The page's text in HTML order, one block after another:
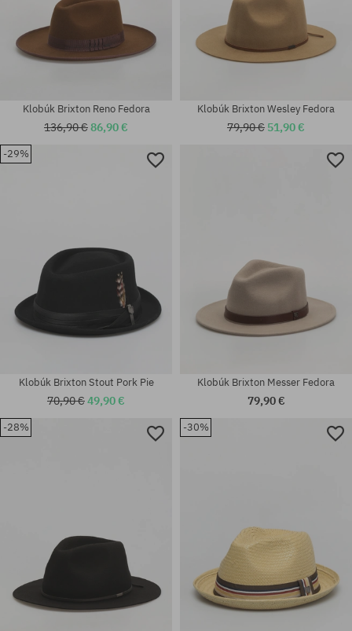
Klobúk Brixton Reno Fedora
136,90 €86,90 €
Klobúk Brixton Wesley Fedora
79,90 € 51,90 €
-29%
Klobúk Brixton Stout Pork Pie
70,90 €49,90 €
Klobúk Brixton Messer Fedora
79,90 €
-28% -30%